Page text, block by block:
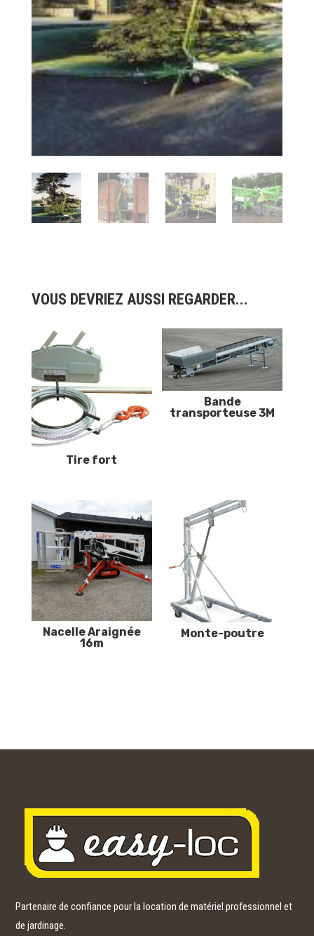
VOUS DEVRIEZ AUSSI REGARDER...
Tire fort
Bande
transporteuse 3M
Nacelle Araignée
16m
Monte-poutre
Partenaire de confiance pour la location de matériel professionnel et
de jardinage.